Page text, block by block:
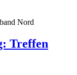
Nord
Treffen